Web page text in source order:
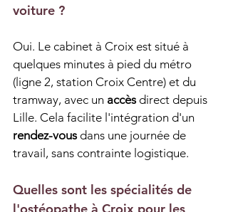
voiture ?
Oui. Le cabinet à Croix est situé à
quelques minutes à pied du métro
(ligne 2, station Croix Centre) et du
tramway, avec un accès direct depuis
Lille. Cela facilite l'intégration d'un
rendez-vous dans une journée de
travail, sans contrainte logistique.
Quelles sont les spécialités de